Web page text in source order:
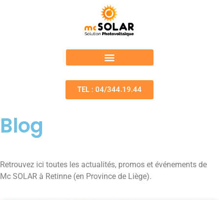
TEL : 04/344.19.44
Blog
Retrouvez ici toutes les actualités, promos et événements de
Mc SOLAR à Retinne (en Province de Liège).